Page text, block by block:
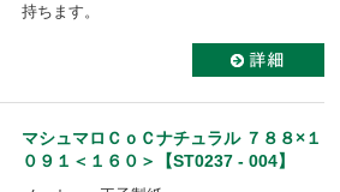
持ちます。
マシュマロＣｏＣナチュラル ７８８×１
０９１＜１６０＞【ST0237 - 004】